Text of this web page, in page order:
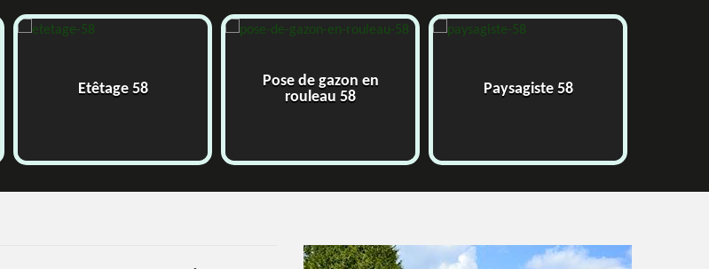
Etêtage 58
Pose de gazon en
rouleau 58
Paysagiste 58